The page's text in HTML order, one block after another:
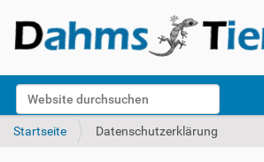
Website durchsuchen
k
Startseite Datenschutzerklärung